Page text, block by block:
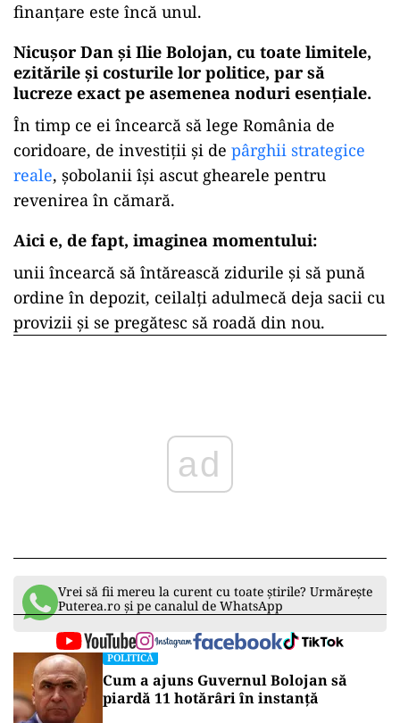
finanțare este încă unul.
Nicușor Dan și Ilie Bolojan, cu toate limitele,
ezitările și costurile lor politice, par să
lucreze exact pe asemenea noduri esențiale.
În timp ce ei încearcă să lege România de
coridoare, de investiții și de pârghii strategice
reale, șobolanii își ascut ghearele pentru
revenirea în cămară.
Aici e, de fapt, imaginea momentului:
unii încearcă să întărească zidurile și să pună
ordine în depozit, ceilalți adulmecă deja sacii cu
provizii și se pregătesc să roadă din nou.
ad
Vrei să fii mereu la curent cu toate știrile? Urmărește
Puterea.ro și pe canalul de WhatsApp
POLITICĂ
Cum a ajuns Guvernul Bolojan să
piardă 11 hotărâri în instanță